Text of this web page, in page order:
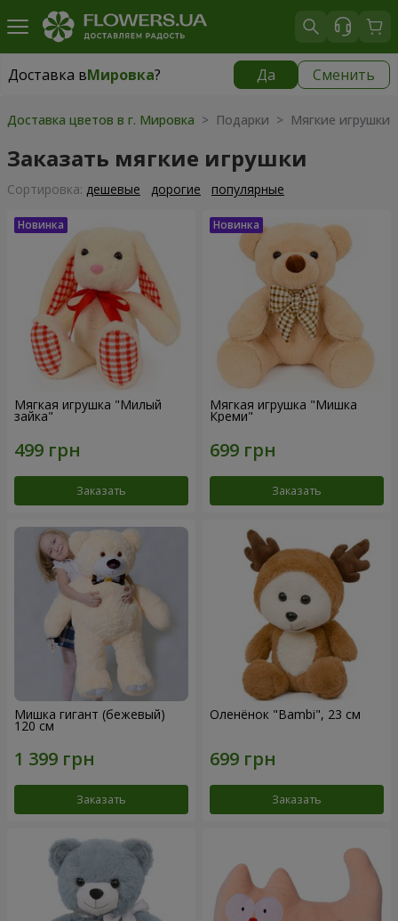
Доставка вМировка? Да Сменить
Доставка вМировка|
Доставка цветов в г. Мировка > Подарки > Мягкие игрушки
Заказать мягкие игрушки
Cортировка: дешевые дорогие популярные
Мягкая игрушка "Милый
зайка"
Заказать
Мягкая игрушка "Мишка
Креми"
Заказать
Мишка гигант (бежевый)
120 см
Заказать
Оленёнок "Bambi", 23 см
Заказать